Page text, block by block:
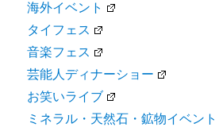
海外イベント
タイフェス
音楽フェス
芸能人ディナーショー
お笑いライブ
ミネラル・天然石・鉱物イベント